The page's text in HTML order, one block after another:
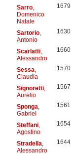
Sarro,
Domenico
Natale
1679
Sartorio,
Antonio
1630
Scarlatti,
Alessandro
1660
Sessa
Claudia
1570
Signoretti,
Aurelio
1567
Sponga
Gabriel
1561
Steffani,
Agostino
1654
Stradella
Alessandro
1644